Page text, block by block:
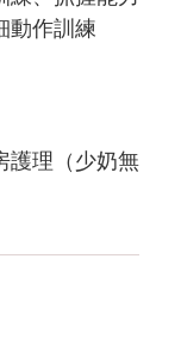
動作訓練
護理（少奶無